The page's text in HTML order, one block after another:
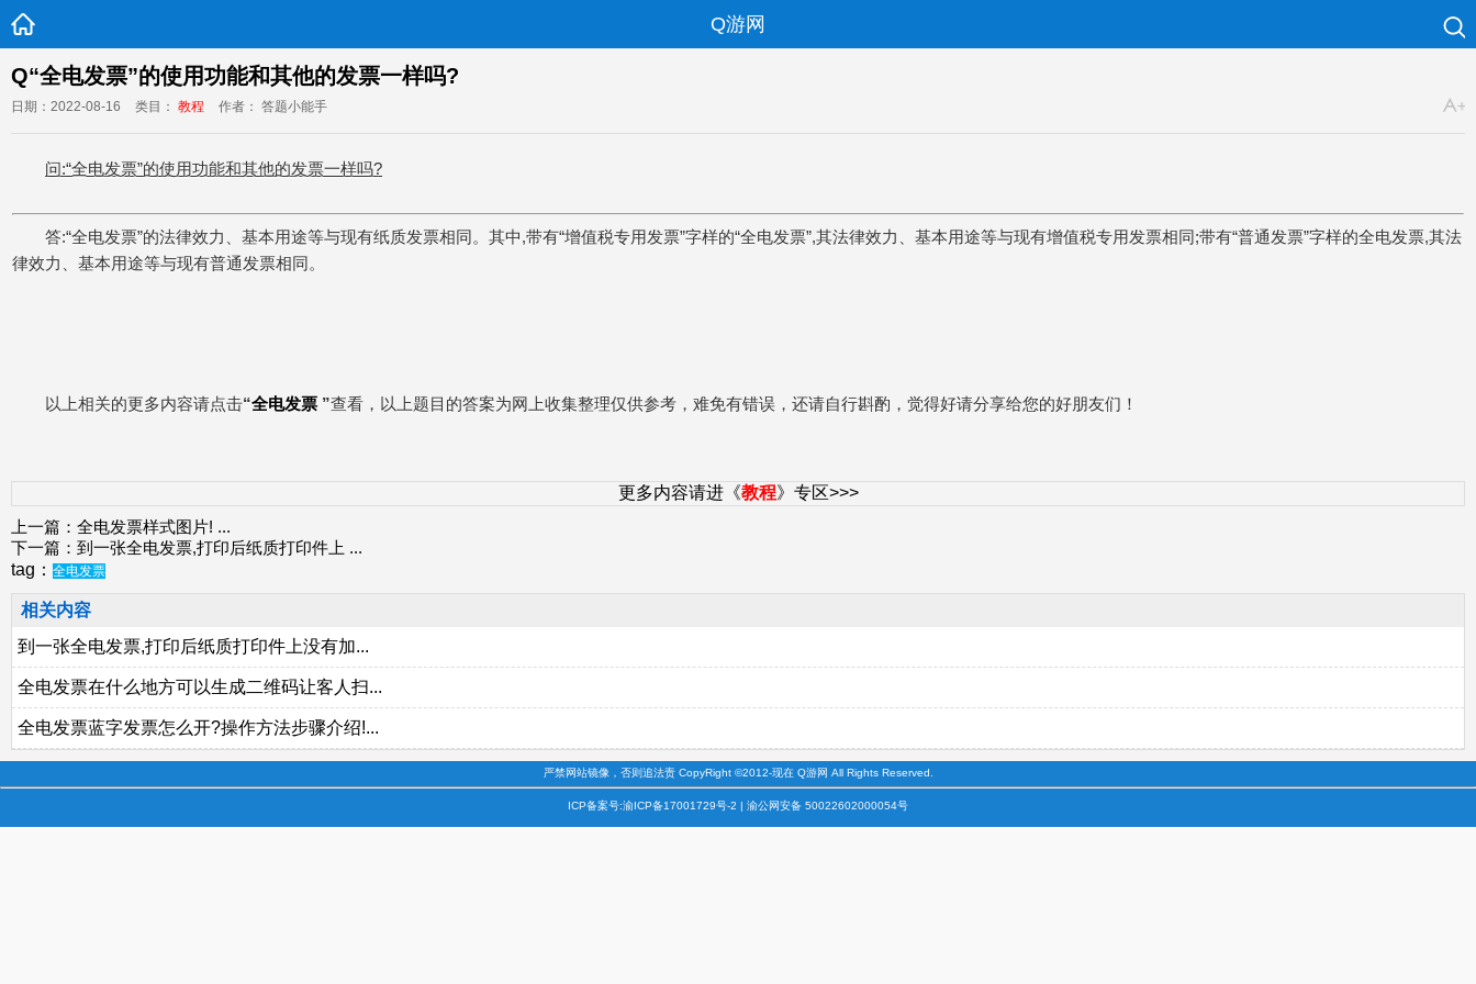
Q游网
Q“全电发票”的使用功能和其他的发票一样吗?
日期：2022-08-16 类目： 教程 作者： 答题小能手
问:“全电发票”的使用功能和其他的发票一样吗?
答:“全电发票”的法律效力、基本用途等与现有纸质发票相同。其中,带有“增值税专用发票”字样的“全电发票”,其法律效力、基本用途等与现有增值税专用发票相同;带有“普通发票”字样的全电发票,其法
律效力、基本用途等与现有普通发票相同。
以上相关的更多内容请点击“全电发票 ”查看，以上题目的答案为网上收集整理仅供参考，难免有错误，还请自行斟酌，觉得好请分享给您的好朋友们！
更多内容请进《教程》专区>>>
上一篇： 全电发票样式图片! ...
下一篇： 到一张全电发票,打印后纸质打印件上 ...
tag： 全电发票
相关内容
到一张全电发票,打印后纸质打印件上没有加...
全电发票在什么地方可以生成二维码让客人扫...
全电发票蓝字发票怎么开?操作方法步骤介绍!...
严禁网站镜像，否则追法责 CopyRight ©2012-现在 Q游网 All Rights Reserved.
ICP备案号:渝ICP备17001729号-2 | 渝公网安备 50022602000054号